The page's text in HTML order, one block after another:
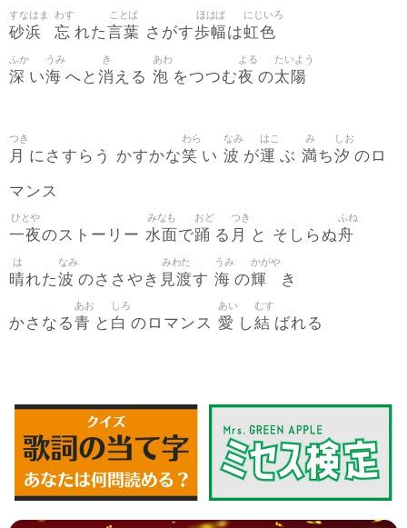
砂浜
すなはま
忘
わす
れた言葉
ことば
さがす歩幅
ほはば
は虹色
にじいろ
深
ふか
い海
うみ
へと 消
き
える 泡
あわ
をつつむ夜
よる
の太陽
たいよう
月
つき
にさすらう かすかな笑
わら
い 波
なみ
が運
はこ
ぶ 満
み
ち汐
しお
のロ
マンス
一夜
ひとや
のストーリー 水面
みなも
で踊
おど
る 月
つき
と そしらぬ舟
ふね
晴
は
れた波
なみ
のささやき 見渡
みわた
す 海
うみ
の輝
かがや
き
かさなる青
あお
と 白
しろ
のロマンス 愛
あい
し結
むす
ばれる